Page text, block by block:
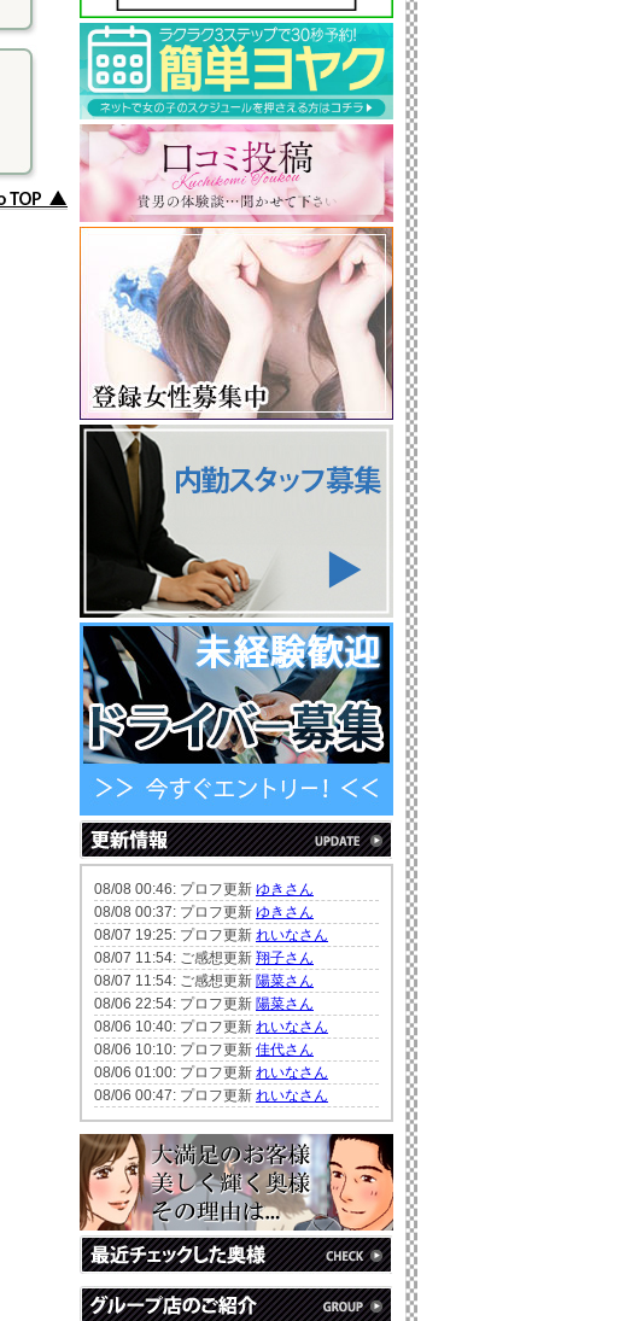
08/08 00:46: プロフ更新 ゆきさん
08/08 00:37: プロフ更新 ゆきさん
08/07 19:25: プロフ更新 れいなさん
08/07 11:54: ご感想更新 翔子さん
08/07 11:54: ご感想更新 陽菜さん
08/06 22:54: プロフ更新 陽菜さん
08/06 10:40: プロフ更新 れいなさん
08/06 10:10: プロフ更新 佳代さん
08/06 01:00: プロフ更新 れいなさん
08/06 00:47: プロフ更新 れいなさん